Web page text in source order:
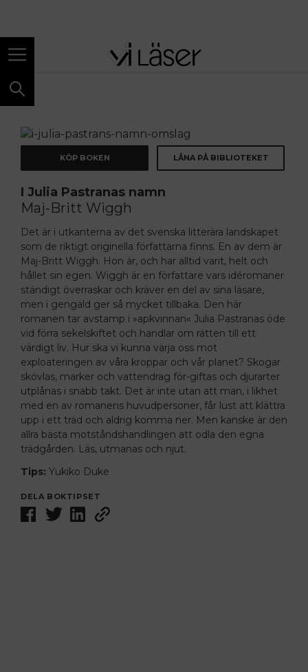
KÖP BOKEN LÅNA PÅ BIBLIOTEKET
I Julia Pastranas namn
Maj-Britt Wiggh
Det är i utkanterna av det svenska litterära landskapet
som de riktigt originella författarna finns. En av dem är
Maj-Britt Wiggh. Hon är, och har alltid varit, helt och
hållet sin egen. Wiggh är en författare vars idéromaner
ständigt överraskar och kräver en del av sina läsare,
men i gengäld ger så mycket tillbaka. Den här
romanen tar avstamp i »apkvinnan« Julia ­Pastranas öde
vid förra sekelskiftet och handlar om rätten till ett
värdigt liv. Hur ska vi kunna värja oss mot
exploateringen av våra kroppar och vår planet? Skogar
skövlas, marker och vattendrag för-giftas och djurarter
utplånas i snabb takt. Det är inte utan att man, i likhet
med en av romanens huvudpersoner, får lust att klättra
upp i ett träd och aldrig komma ner. Men kanske är den
allra bästa motståndshandlingen att odla den egna
trädgården. Läs, utmanas och njut.
Tips: Yukiko Duke
DELA BOKTIPSET